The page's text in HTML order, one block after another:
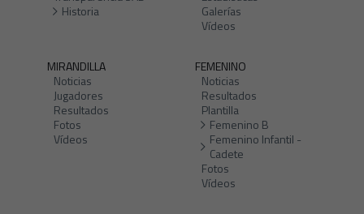
Historia
Galerías
Vídeos
MIRANDILLA
Noticias
Jugadores
Resultados
Fotos
Vídeos
FEMENINO
Noticias
Resultados
Plantilla
Femenino B
Femenino Infantil -
Cadete
Fotos
Vídeos